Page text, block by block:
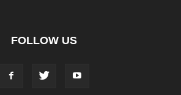
FOLLOW US